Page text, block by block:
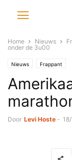
Home Nieuws
onder de 3u00
Nieuws Frappant
Door Levi Hoste -